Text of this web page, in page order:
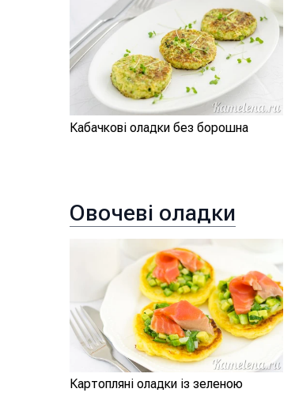
Кабачкові оладки без борошна
Овочеві оладки
Картопляні оладки із зеленою